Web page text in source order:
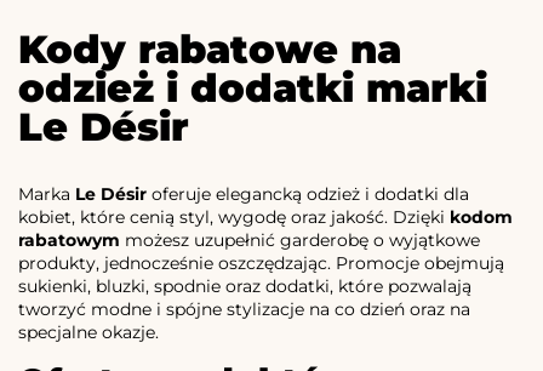
Kody rabatowe na
odzież i dodatki marki
Le Désir
Marka Le Désir oferuje elegancką odzież i dodatki dla
kobiet, które cenią styl, wygodę oraz jakość. Dzięki kodom
rabatowym możesz uzupełnić garderobę o wyjątkowe
produkty, jednocześnie oszczędzając. Promocje obejmują
sukienki, bluzki, spodnie oraz dodatki, które pozwalają
tworzyć modne i spójne stylizacje na co dzień oraz na
specjalne okazje.